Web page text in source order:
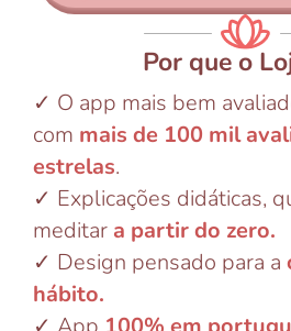
Por que o
✓ O app mais bem
com mais de 100 mil
estrelas.
✓ Explicações didáticas,
meditar a partir do zero.
✓ Design pensado para a
hábito.